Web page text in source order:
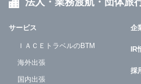
サービス
ＩＡＣＥトラベルのBTM
海外出張
国内出張
企
IR
採